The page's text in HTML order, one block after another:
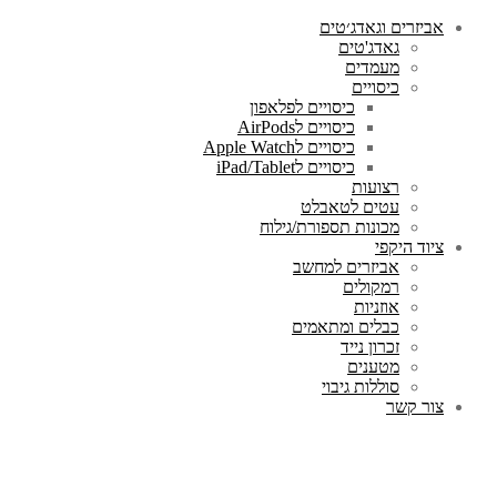
אביזרים וגאדג׳טים
גאדג'טים
מעמדים
כיסויים
כיסויים לפלאפון
כיסויים לAirPods
כיסויים לApple Watch
כיסויים לiPad/Tablet
רצועות
עטים לטאבלט
מכונות תספורת/גילוח
ציוד היקפי
אביזרים למחשב
רמקולים
אוזניות
כבלים ומתאמים
זכרון נייד
מטענים
סוללות גיבוי
צור קשר